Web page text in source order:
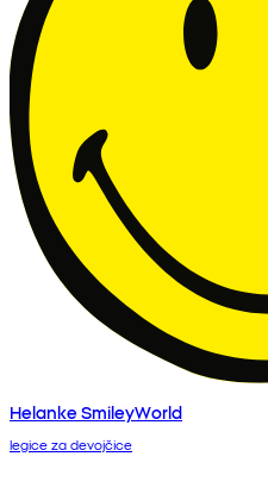
Helanke SmileyWorld
legice za devojčice